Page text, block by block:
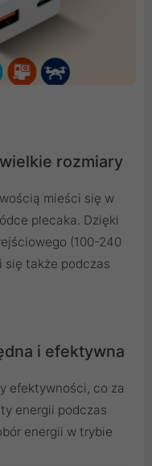
rozmiary
mieści się w
plecaka. Dzięki
(100-240
się także podczas
i efektywna
efektywności, co za
energii podczas
energii w trybie